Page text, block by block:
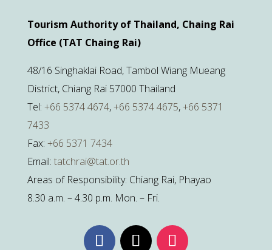
Tourism Authority of Thailand, Chaing Rai
Office (TAT Chaing Rai)
48/16 Singhaklai Road, Tambol Wiang Mueang
District, Chiang Rai 57000 Thailand
Tel: +66 5374 4674,+66 5374 4675,+66 5371
7433
Fax: +66 5371 7434
Email: tatchrai@tat.or.th
Areas of Responsibility: Chiang Rai, Phayao
8.30 a.m. – 4.30 p.m. Mon. – Fri.